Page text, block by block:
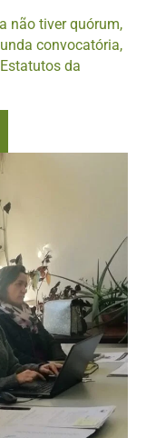
não tiver quórum,
convocatória,
da